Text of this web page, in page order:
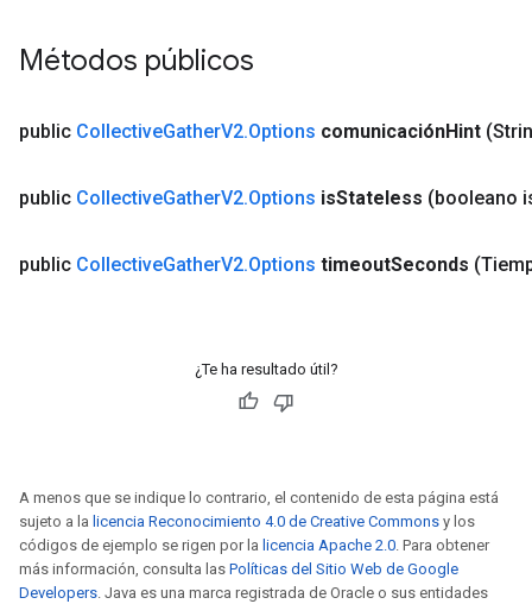
Métodos públicos
public CollectiveGatherV2.Options comunicaciónHint
public CollectiveGatherV2.Options isStateless (booleano
public CollectiveGatherV2.Options timeoutSeconds
¿Te ha resultado útil?
A menos que se indique lo contrario, el contenido de esta página está
sujeto a la licencia Reconocimiento 4.0 de Creative Commons y los
códigos de ejemplo se rigen por la licencia Apache 2.0. Para obtener
más información, consulta las Políticas del Sitio Web de Google
Developers. Java es una marca registrada de Oracle o sus entidades